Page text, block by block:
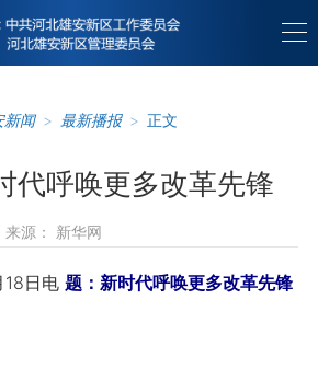
新闻 > 最新播报 > 正文
代呼唤更多改革先锋
来源： 新华网
日电 题：新时代呼唤更多改革先锋